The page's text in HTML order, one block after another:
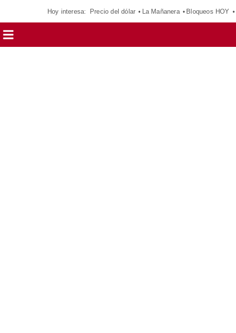
Hoy interesa: Precio del dólar La Mañanera Bloqueos HOY